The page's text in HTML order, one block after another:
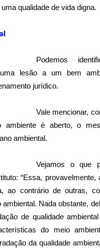
qualidade de vida digna.
Podemos
lesão a um bem
jurídico.
Vale mencionar,
ambiente é aberto, o
ambiental.
Vejamos o que
“Essa, provavelmente,
ao contrário de outras,
Nada obstante,
de qualidade
do meio
da qualidade